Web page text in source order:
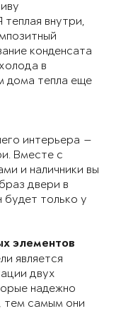
внутри,
конденсата
в
дома тепла еще
интерьера —
Вместе с
и наличники вы
двери в
будет только у
элементов
является
двух
надежно
тем самым они